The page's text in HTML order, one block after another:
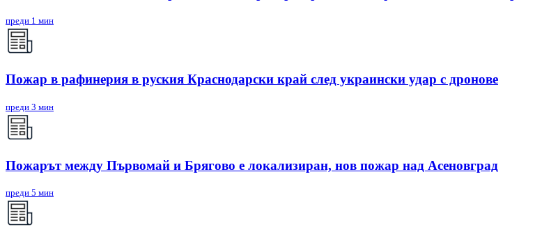
преди 1 мин
Пожар в рафинерия в руския Краснодарски край след украински удар с дронове
преди 3 мин
Пожарът между Първомай и Брягово е локализиран, нов пожар над Асеновград
преди 5 мин